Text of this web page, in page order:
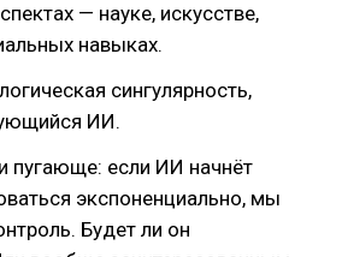
— науке, искусстве,
навыках.
сингулярность,
ИИ.
пугающе: если ИИ начнёт
экспоненциально, мы
Будет ли он